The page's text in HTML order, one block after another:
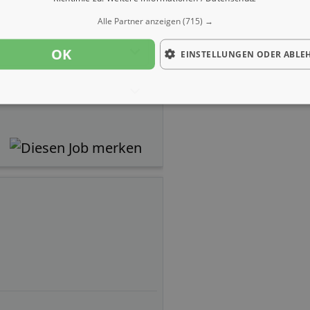
Alle Partner anzeigen(715) →
OK EINSTELLUNGEN ODER